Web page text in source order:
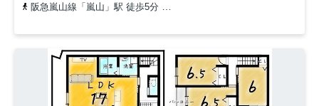
阪急嵐山線「嵐山」駅 徒歩5分